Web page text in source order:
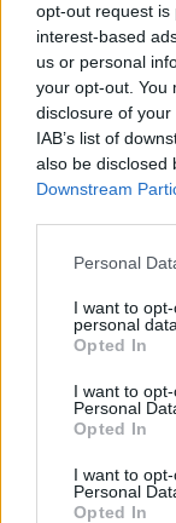
opt-out request is
interest-based
us or personal
your opt-out. You
disclosure of
IAB’s list of
also be disclosed
Downstream
Personal
I want to
personal data.
Opted In
I want to
Personal
Opted In
I want to
Personal
Opted In
Jos video ei näy
Youtubesta.